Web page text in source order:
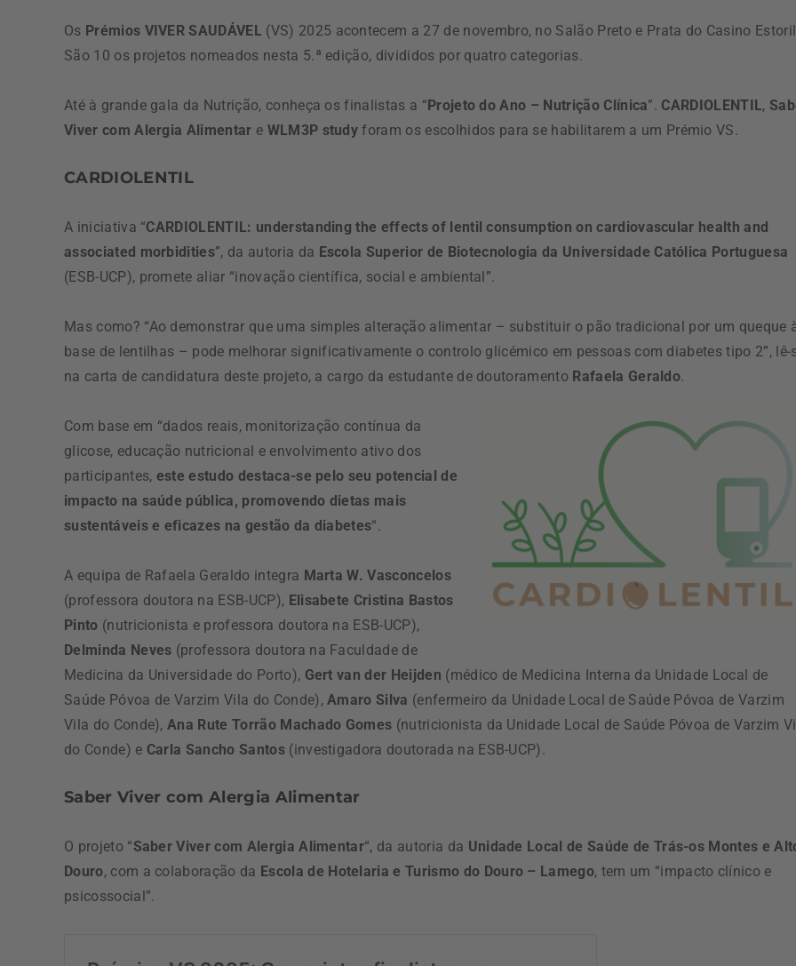
Os Prémios VIVER SAUDÁVEL (VS) 2025 acontecem a 27 de novembro, no Salão Preto e Prata do Casino
São 10 os projetos nomeados nesta 5.ª edição, divididos por quatro categorias.
Até à grande gala da Nutrição, conheça os finalistas a “ Projeto do Ano – Nutrição Clínica”. CARDIOLENTIL,
Viver com Alergia Alimentar e WLM3P study foram os escolhidos para se habilitarem a um Prémio VS.
CARDIOLENTIL
A iniciativa “CARDIOLENTIL: understanding the effects of lentil consumption on cardiovascular health and
associated morbidities”, da autoria da Escola Superior de Biotecnologia da Universidade Católica Portuguesa
(ESB-UCP), promete aliar “inovação científica, social e ambiental”.
Mas como? “Ao demonstrar que uma simples alteração alimentar – substituir o pão tradicional por um queque
base de lentilhas – pode melhorar significativamente o controlo glicémico em pessoas com diabetes tipo 2”, lê-
na carta de candidatura deste projeto, a cargo da estudante de doutoramento Rafaela Geraldo.
Com base em “dados reais, monitorização contínua da
glicose, educação nutricional e envolvimento ativo dos
participantes, este estudo destaca-se pelo seu potencial de
impacto na saúde pública, promovendo dietas mais
sustentáveis e eficazes na gestão da diabetes“.
A equipa de Rafaela Geraldo integra Marta W. Vasconcelos
(professora doutora na ESB-UCP), Elisabete Cristina Bastos
Pinto (nutricionista e professora doutora na ESB-UCP),
Delminda Neves (professora doutora na Faculdade de
Medicina da Universidade do Porto), Gert van der Heijden (médico de Medicina Interna da Unidade Local de
Saúde Póvoa de Varzim Vila do Conde),Amaro Silva (enfermeiro da Unidade Local de Saúde Póvoa de Varzim
Vila do Conde),Ana Rute Torrão Machado Gomes (nutricionista da Unidade Local de Saúde Póvoa de Varzim
do Conde) e Carla Sancho Santos(investigadora doutorada na ESB-UCP).
Saber Viver com Alergia Alimentar
O projeto “Saber Viver com Alergia Alimentar“, da autoria da Unidade Local de Saúde de Trás-os Montes e
Douro, com a colaboração da Escola de Hotelaria e Turismo do Douro – Lamego, tem um “impacto clínico e
psicossocial”.